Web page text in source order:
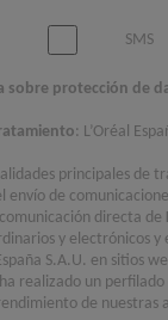
ML
UNA
CONTROL
SMS
sobre protección de
: L’Oréal
principales de
envío de
directa de
y electrónicos y
S.A.U. en sitios
realizado un
de nuestras